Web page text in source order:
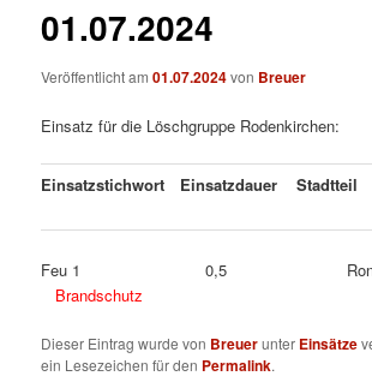
01.07.2024
Veröffentlicht am01.07.2024von Breuer
Einsatz für die Löschgruppe Rodenkirchen:
Einsatzstichwort Einsatzdauer Stadtteil
Feu 1 0,5
Brandschutz
Dieser Eintrag wurde von Breuerunter Einsätze
ein Lesezeichen für den Permalink.